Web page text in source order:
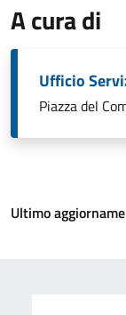
A cura di
Ufficio
Piazza del
Ultimo